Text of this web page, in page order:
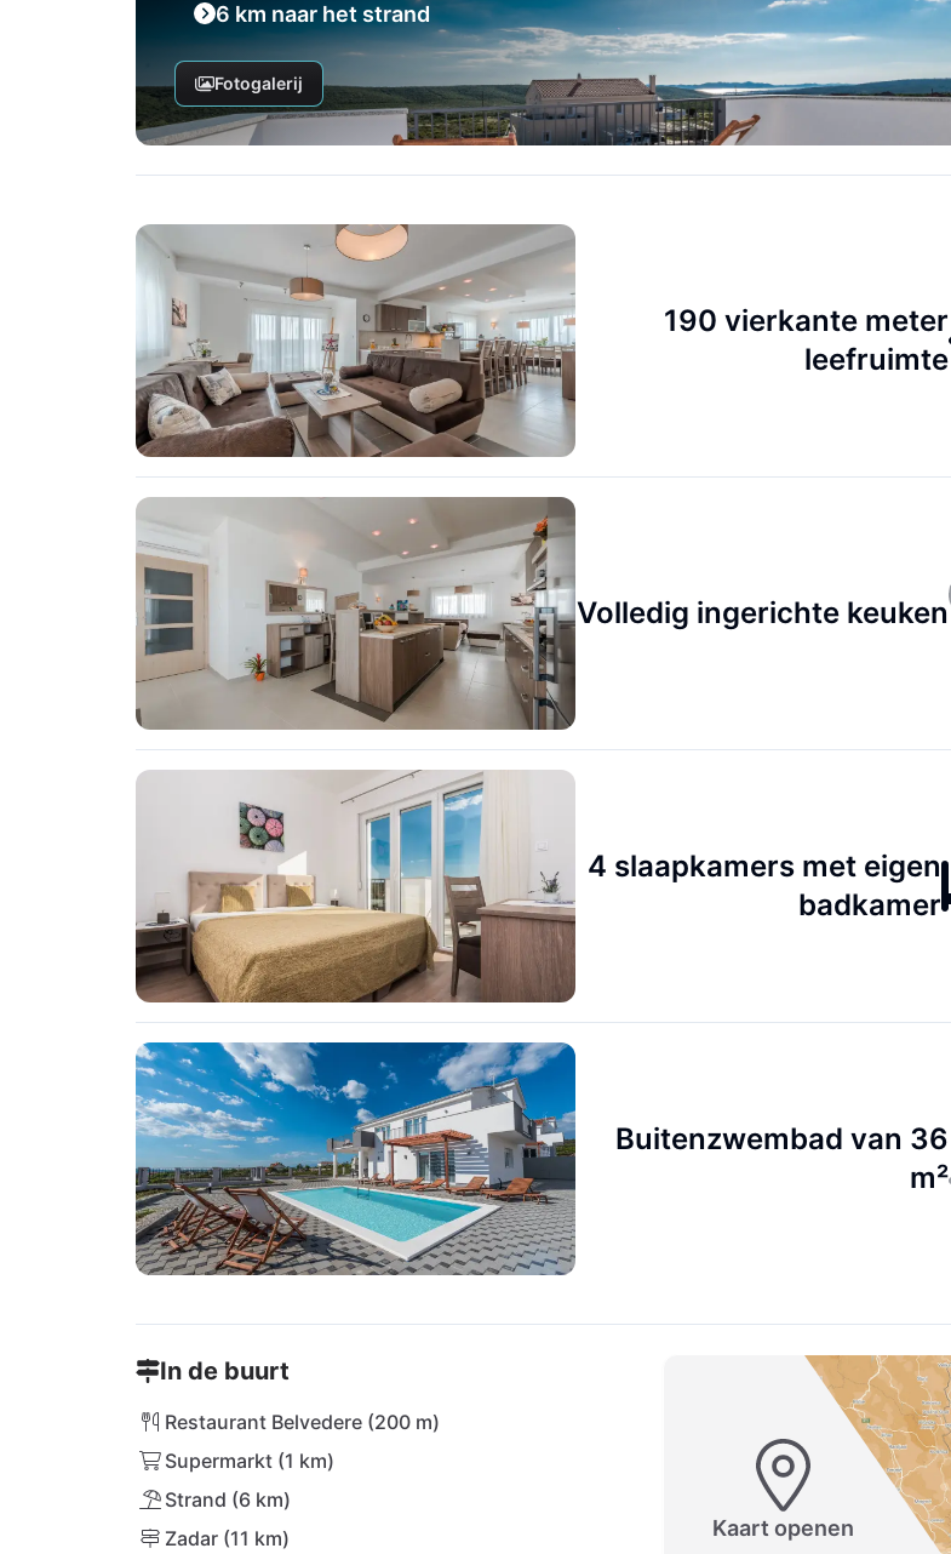
6 km naar het strand
Fotogalerij
190 vierkante meter
leefruimte
Volledig ingerichte keuken
4 slaapkamers met eigen
badkamer
Buitenzwembad van 36
m²
In de buurt
Restaurant Belvedere (200 m)
Supermarkt (1 km)
Strand (6 km)
Zadar (11 km)
Kaart openen